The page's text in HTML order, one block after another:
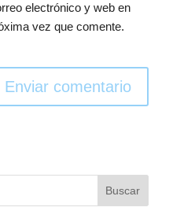
electrónico y web en
vez que comente.
Enviar comentario